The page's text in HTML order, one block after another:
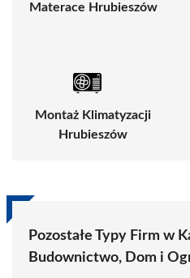
Materace Hrubieszów
Montaż Klimatyzacji
Hrubieszów
Pozostałe Typy Firm w
Budownictwo, Dom i